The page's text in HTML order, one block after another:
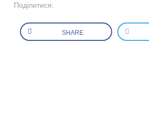
Поділитися:
SHARE